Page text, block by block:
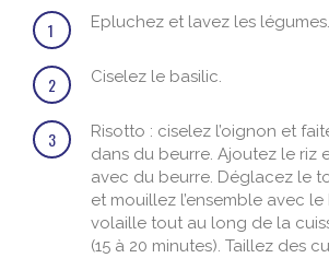
1 Epluchez et lavez les légumes.
2 Ciselez le basilic.
3
Risotto : ciselez l’oignon et
dans du beurre. Ajoutez le riz
avec du beurre. Déglacez le
et mouillez l’ensemble avec
volaille tout au long de la
(15 à 20 minutes). Taillez des